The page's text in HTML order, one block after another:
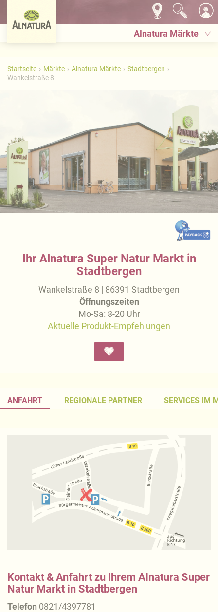
Alnatura Märkte
Startseite Märkte Alnatura Märkte
Stadtbergen
Wankelstraße 8
Ihr Alnatura Super Natur Markt in
Stadtbergen
Wankelstraße 8 | 86391 Stadtbergen
Öffnungszeiten
Mo-Sa: 8-20 Uhr
Aktuelle Produkt-Empfehlungen
ANFAHRT REGIONALE PARTNER SERVICES IM
Kontakt & Anfahrt zu Ihrem Alnatura Super
Natur Markt in Stadtbergen
Telefon 0821/4397781